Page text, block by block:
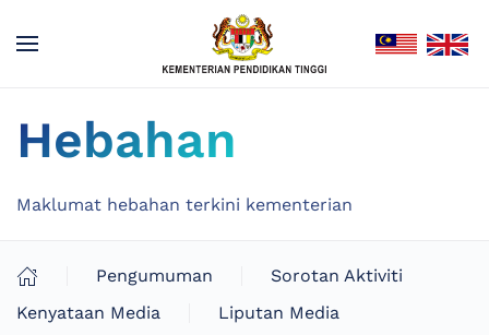
Hebahan
Maklumat hebahan terkini kementerian
Pengumuman
Sorotan Aktiviti
Kenyataan Media
Liputan Media